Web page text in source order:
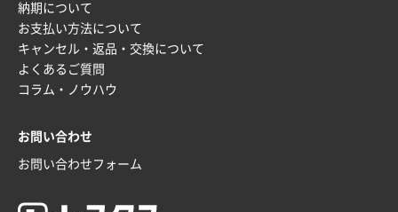
安い、早い
埼玉県G社様
ラミネート紙袋 規格L4サイズ(B4対応)
2025年12月04日 17:34
兵庫県のお客様
2025年12月02日 23:00
納期について
お支払い方法について
キャンセル・返品・交換について
よくあるご質問
コラム・ノウハウ
お問い合わせ
お問い合わせフォーム